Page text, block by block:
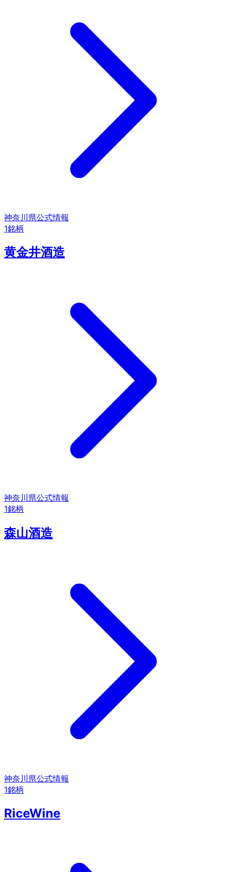
神奈川県公式情報
1銘柄
黄金井酒造
神奈川県公式情報
1銘柄
森山酒造
神奈川県公式情報
1銘柄
RiceWine